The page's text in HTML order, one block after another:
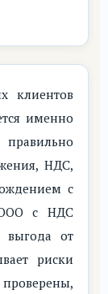
клиентов
именно
НДС,
с
ООО с НДС
выгода от
риски